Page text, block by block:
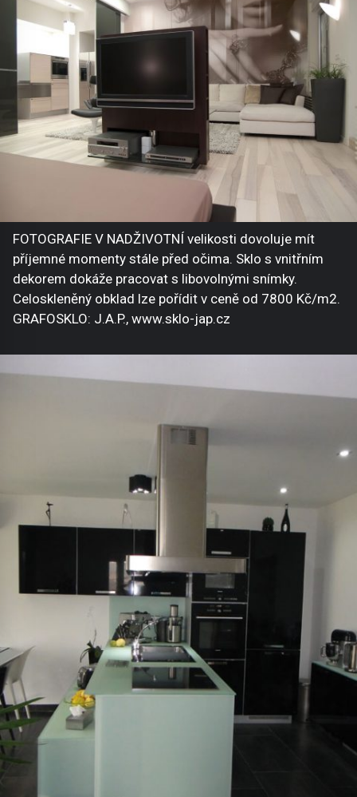
FOTOGRAFIE V NADŽIVOTNÍ velikosti dovoluje mít
příjemné momenty stále před očima. Sklo s vnitřním
dekorem dokáže pracovat s libovolnými snímky.
Celoskleněný obklad lze pořídit v ceně od 7800 Kč/m2.
GRAFOSKLO: J.A.P., www.sklo-jap.cz